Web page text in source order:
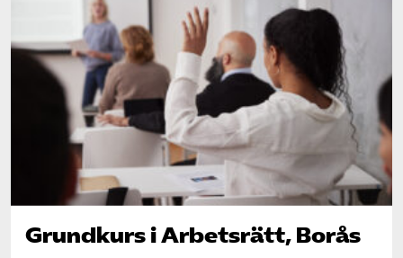
Grundkurs i Arbetsrätt, Borås